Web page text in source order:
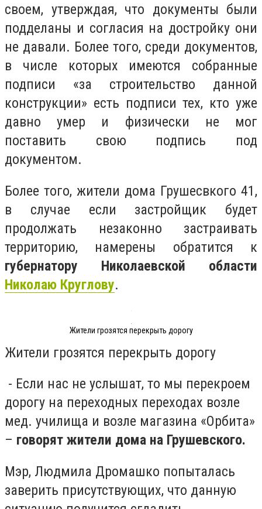
своем, утверждая, что документы были
подделаны и согласия на достройку они
не давали. Более того, среди документов,
в числе которых имеются собранные
подписи «за строительство данной
конструкции» есть подписи тех, кто уже
давно умер и физически не мог
поставить свою подпись под
документом.
Более того, жители дома Грушесвкого 41,
в случае если застройщик будет
продолжать незаконно застраивать
территорию, намерены обратится к
губернатору Николаевской области
Николаю Круглову.
Жители грозятся перекрыть дорогу
Жители грозятся перекрыть дорогу
- Если нас не услышат, то мы перекроем
дорогу на переходных переходах возле
мед. училища и возле магазина «Орбита»
– говорят жители дома на Грушевского.
Мэр, Людмила Дромашко попыталась
заверить присутствующих, что данную